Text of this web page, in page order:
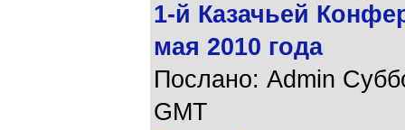
1-й Казачьей
мая 2010 года
Послано: Admin
GMT